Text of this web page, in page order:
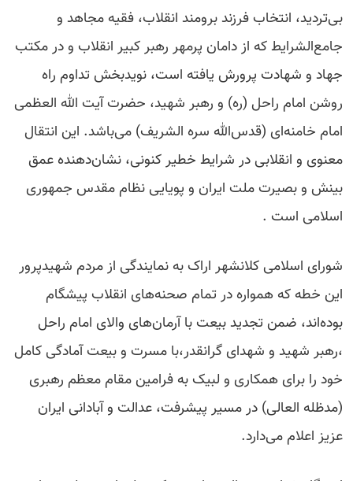
بی‌تردید، انتخاب فرزند برومند انقلاب، فقیه مجاهد و
جامع‌الشرایط که از دامان پرمهر رهبر کبیر انقلاب و در مکتب
جهاد و شهادت پرورش یافته است، نویدبخش تداوم راه
روشن امام راحل (ره) و رهبر شهید، حضرت آیت الله العظمی
امام خامنه‌ای (قدس‌الله سره الشریف) می‌باشد. این انتقال
معنوی و انقلابی در شرایط خطیر کنونی، نشان‌دهنده عمق
بینش و بصیرت ملت ایران و پویایی نظام مقدس جمهوری
اسلامی است .
شورای اسلامی کلانشهر اراک به نمایندگی از مردم شهیدپرور
این خطه که همواره در تمام صحنه‌های انقلاب پیشگام
بوده‌اند، ضمن تجدید بیعت با آرمان‌های والای امام راحل
،رهبر شهید و شهدای گرانقدر،با مسرت و بیعت آمادگی کامل
خود را برای همکاری و لبیک به فرامین مقام معظم رهبری
(مدظله العالی) در مسیر پیشرفت، عدالت و آبادانی ایران
عزیز اعلام می‌دارد.